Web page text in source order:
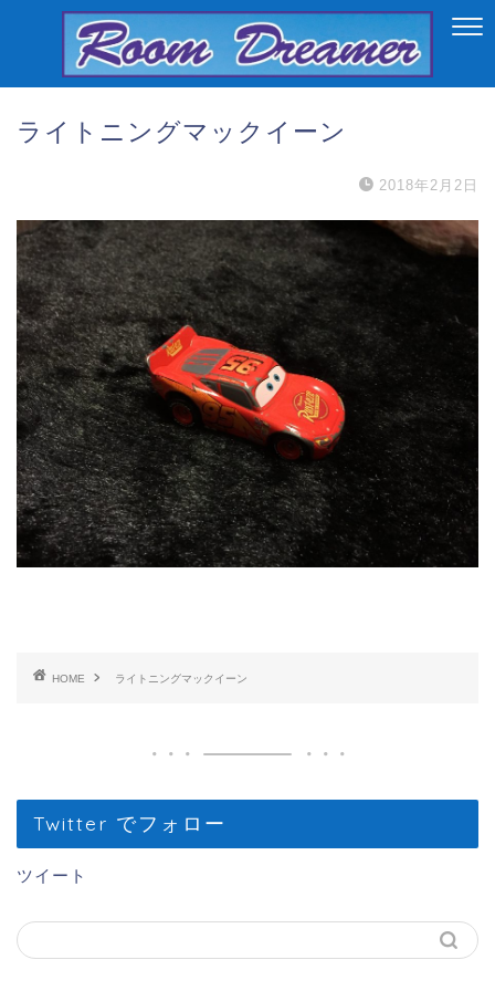
ライトニングマックイーン
2018年2月2日
HOME ライトニングマックイーン
Twitter でフォロー
ツイート